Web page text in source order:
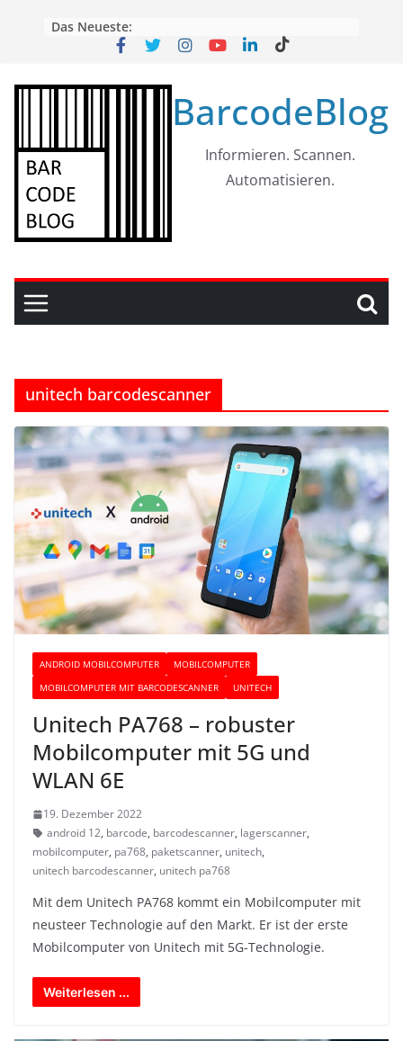
Das Neueste:
BarcodeBlog
Informieren. Scannen.
Automatisieren.
unitech barcodescanner
ANDROID MOBILCOMPUTER
MOBILCOMPUTER
MOBILCOMPUTER MIT BARCODESCANNER
UNITECH
Unitech PA768 – robuster
Mobilcomputer mit 5G und
WLAN 6E
19. Dezember 2022
android 12, barcode, barcodescanner, lagerscanner,
mobilcomputer, pa768, paketscanner, unitech,
unitech barcodescanner, unitech pa768
Mit dem Unitech PA768 kommt ein Mobilcomputer mit
neusteer Technologie auf den Markt. Er ist der erste
Mobilcomputer von Unitech mit 5G-Technologie.
Weiterlesen ...